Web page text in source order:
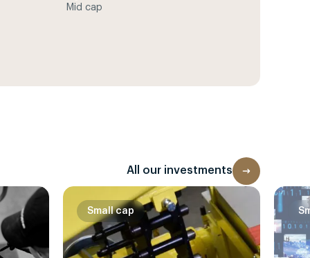
Mid cap
All our investments
Small cap